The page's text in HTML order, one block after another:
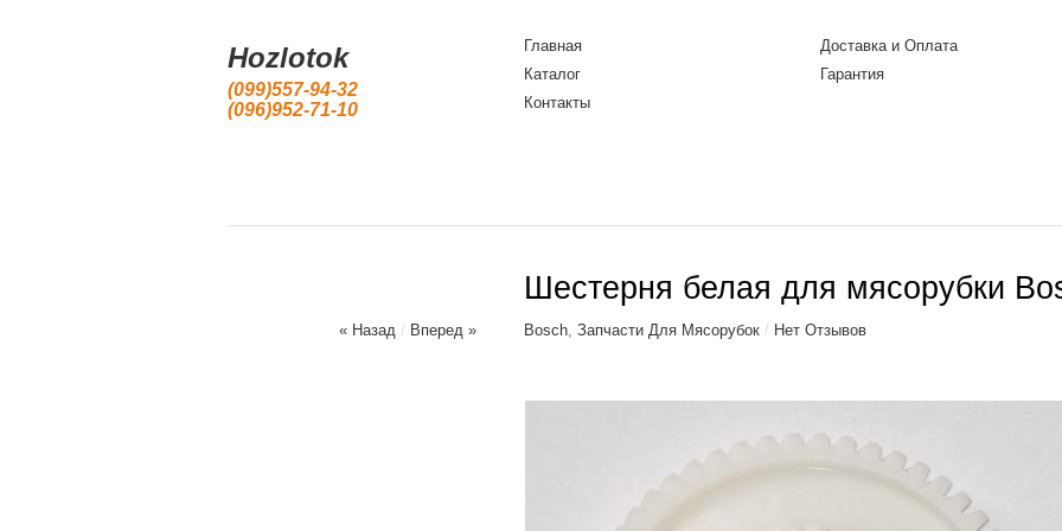
Hozlotok
(099)557-94-32
(096)952-71-10
Главная
Каталог
Контакты
Доставка и Оплата
Гарантия
Шестерня белая для мясорубки
« Назад / Вперед » Bosch, Запчасти Для Мясорубок / Нет Отзывов